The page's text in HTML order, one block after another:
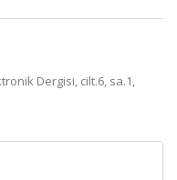
Dergisi, cilt.6, sa.1,